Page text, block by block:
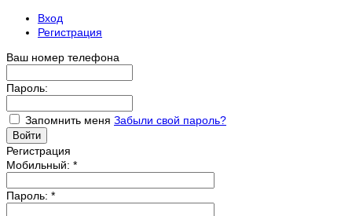
Вход
Регистрация
Ваш номер телефона
Пароль:
Запомнить меня Забыли свой пароль?
Регистрация
Мобильный: *
Пароль: *